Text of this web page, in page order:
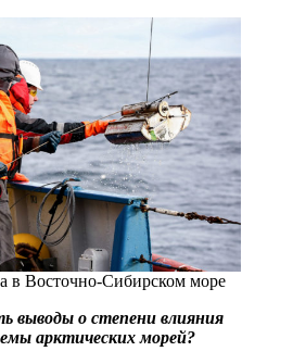
в Восточно-Сибирском море
о степени влияния
арктических морей?